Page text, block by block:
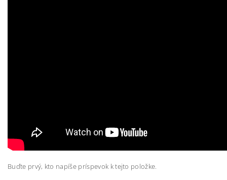
Buďte prvý, kto napíše príspevok k tejto položke.